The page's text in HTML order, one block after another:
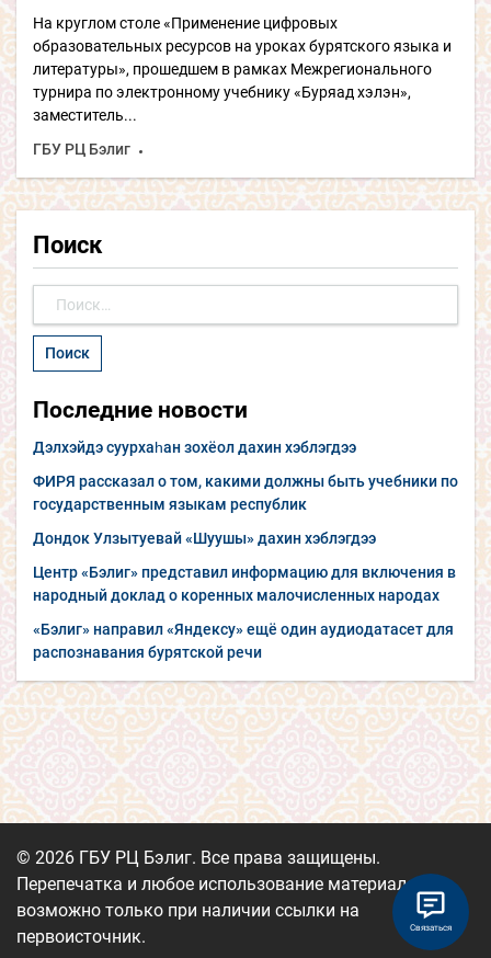
На круглом столе «Применение цифровых
образовательных ресурсов на уроках бурятского языка и
литературы», прошедшем в рамках Межрегионального
турнира по электронному учебнику «Буряад хэлэн»,
заместитель...
ГБУ РЦ Бэлиг
Поиск
Последние новости
Дэлхэйдэ суурхаһан зохёол дахин хэблэгдээ
ФИРЯ рассказал о том, какими должны быть учебники по
государственным языкам республик
Дондок Улзытуевай «Шуушы» дахин хэблэгдээ
Центр «Бэлиг» представил информацию для включения в
народный доклад о коренных малочисленных народах
«Бэлиг» направил «Яндексу» ещё один аудиодатасет для
распознавания бурятской речи
© 2026 ГБУ РЦ Бэлиг. Все права защищены.
Перепечатка и любое использование материалов
возможно только при наличии ссылки на
первоисточник.
Связаться